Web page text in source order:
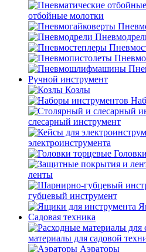
отбойные молотки
Ручной инструмент
Козлы
слесарный инструмент
электроинструмента
ленты
губцевый инструмент
Садовая техника
материалы для садовой
Аэраторы